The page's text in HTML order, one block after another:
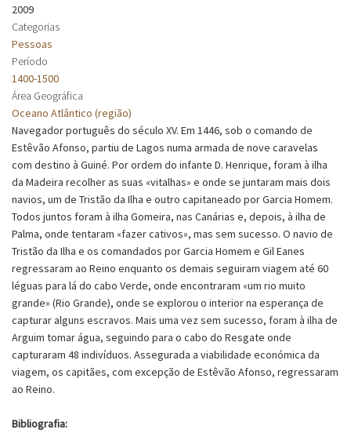
2009
Categorias
Pessoas
Período
1400-1500
Área Geográfica
Oceano Atlântico (região)
Navegador português do século XV. Em 1446, sob o comando de
Estêvão Afonso, partiu de Lagos numa armada de nove caravelas
com destino à Guiné. Por ordem do infante D. Henrique, foram à ilha
da Madeira recolher as suas «vitalhas» e onde se juntaram mais dois
navios, um de Tristão da Ilha e outro capitaneado por Garcia Homem.
Todos juntos foram à ilha Gomeira, nas Canárias e, depois, à ilha de
Palma, onde tentaram «fazer cativos», mas sem sucesso. O navio de
Tristão da Ilha e os comandados por Garcia Homem e Gil Eanes
regressaram ao Reino enquanto os demais seguiram viagem até 60
léguas para lá do cabo Verde, onde encontraram «um rio muito
grande» (Rio Grande), onde se explorou o interior na esperança de
capturar alguns escravos. Mais uma vez sem sucesso, foram à ilha de
Arguim tomar água, seguindo para o cabo do Resgate onde
capturaram 48 indivíduos. Assegurada a viabilidade económica da
viagem, os capitães, com excepção de Estêvão Afonso, regressaram
ao Reino.
Bibliografia: